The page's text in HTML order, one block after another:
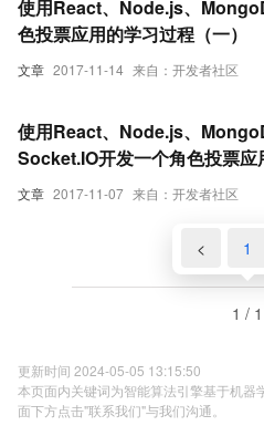
文章 2017-11-14 来自：开发者社区
使用React、Node.js、
色投票应用的学习过程（一）
文章 2017-11-07 来自：开发者社区
使用React、Node.js、
Socket.IO开发一个角色投票应
程（三）
< 1
1 / 1
更新时间 2024-05-05 13:15:50
本页面内关键词为智能算法引擎基于机器
面下方点击"联系我们"与我们沟通。